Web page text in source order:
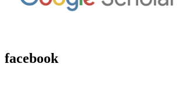
facebook